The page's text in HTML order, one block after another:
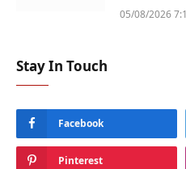
05/08/2026
Stay In Touch
Facebook
Pinterest